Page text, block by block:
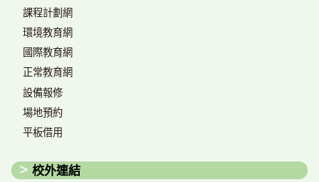
課程計劃網
環境教育網
國際教育網
正常教育網
設備報修
場地預約
平板借用
校外連結